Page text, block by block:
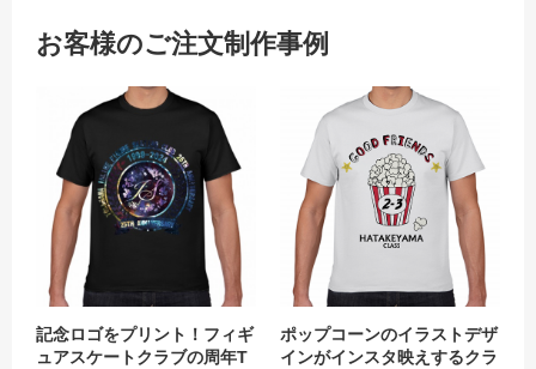
お客様のご注文制作事例
記念ロゴをプリント！フィギ
ュアスケートクラブの周年T
記念ロゴをプリント！フィギュア
ポップコーンのイラストデザ
インがインスタ映えするクラ